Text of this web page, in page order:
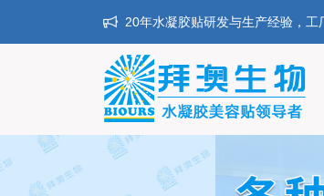
20年水凝胶贴研发与生产经验，